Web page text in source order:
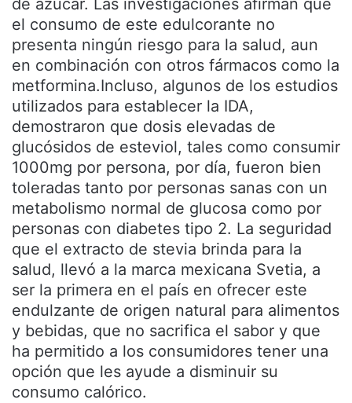
de azúcar. Las investigaciones afirman que
el consumo de este edulcorante no
presenta ningún riesgo para la salud, aun
en combinación con otros fármacos como la
metformina.Incluso, algunos de los estudios
utilizados para establecer la IDA,
demostraron que dosis elevadas de
glucósidos de esteviol, tales como consumir
1000mg por persona, por día, fueron bien
toleradas tanto por personas sanas con un
metabolismo normal de glucosa como por
personas con diabetes tipo 2. La seguridad
que el extracto de stevia brinda para la
salud, llevó a la marca mexicana Svetia, a
ser la primera en el país en ofrecer este
endulzante de origen natural para alimentos
y bebidas, que no sacrifica el sabor y que
ha permitido a los consumidores tener una
opción que les ayude a disminuir su
consumo calórico.